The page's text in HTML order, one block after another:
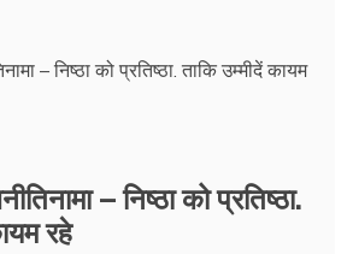
– निष्ठा को प्रतिष्ठा.
रहे